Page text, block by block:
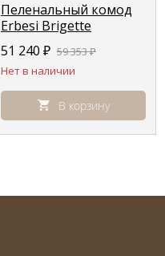
Пеленальный комод
Erbesi Brigette
(Бриджит) ivory
(слоновая кость)
51 240 ₽ 59 353₽
Нет в наличии
В корзину